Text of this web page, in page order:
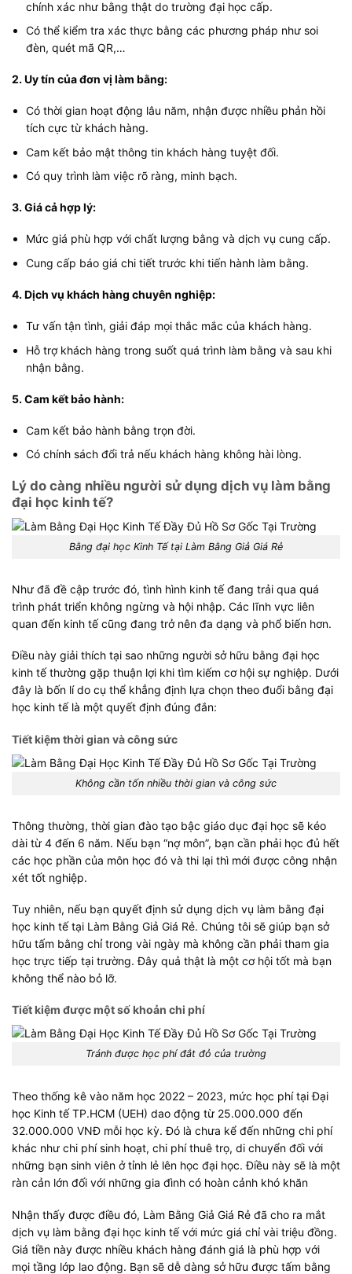
chính xác như bằng thật do trường đại học cấp.
Có thể kiểm tra xác thực bằng các phương pháp như soi
đèn, quét mã QR,…
2. Uy tín của đơn vị làm bằng:
Có thời gian hoạt động lâu năm, nhận được nhiều phản hồi
tích cực từ khách hàng.
Cam kết bảo mật thông tin khách hàng tuyệt đối.
Có quy trình làm việc rõ ràng, minh bạch.
3. Giá cả hợp lý:
Mức giá phù hợp với chất lượng bằng và dịch vụ cung cấp.
Cung cấp báo giá chi tiết trước khi tiến hành làm bằng.
4. Dịch vụ khách hàng chuyên nghiệp:
Tư vấn tận tình, giải đáp mọi thắc mắc của khách hàng.
Hỗ trợ khách hàng trong suốt quá trình làm bằng và sau khi
nhận bằng.
5. Cam kết bảo hành:
Cam kết bảo hành bằng trọn đời.
Có chính sách đổi trả nếu khách hàng không hài lòng.
Lý do càng nhiều người sử dụng dịch vụ làm bằng
đại học kinh tế?
Bằng đại học Kinh Tế tại Làm Bằng Giả Giá Rẻ
Như đã đề cập trước đó, tình hình kinh tế đang trải qua quá
trình phát triển không ngừng và hội nhập. Các lĩnh vực liên
quan đến kinh tế cũng đang trở nên đa dạng và phổ biến hơn.
Điều này giải thích tại sao những người sở hữu bằng đại học
kinh tế thường gặp thuận lợi khi tìm kiếm cơ hội sự nghiệp. Dưới
đây là bốn lí do cụ thể khẳng định lựa chọn theo đuổi bằng đại
học kinh tế là một quyết định đúng đắn:
Tiết kiệm thời gian và công sức
Không cần tốn nhiều thời gian và công sức
Thông thường, thời gian đào tạo bậc giáo dục đại học sẽ kéo
dài từ 4 đến 6 năm. Nếu bạn “nợ môn”, bạn cần phải học đủ hết
các học phần của môn học đó và thi lại thì mới được công nhận
xét tốt nghiệp.
Tuy nhiên, nếu bạn quyết định sử dụng dịch vụ làm bằng đại
học kinh tế tại Làm Bằng Giả Giá Rẻ. Chúng tôi sẽ giúp bạn sở
hữu tấm bằng chỉ trong vài ngày mà không cần phải tham gia
học trực tiếp tại trường. Đây quả thật là một cơ hội tốt mà bạn
không thể nào bỏ lỡ.
Tiết kiệm được một số khoản chi phí
Tránh được học phí đắt đỏ của trường
Theo thống kê vào năm học 2022 – 2023, mức học phí tại Đại
học Kinh tế TP.HCM (UEH) dao động từ 25.000.000 đến
32.000.000 VNĐ mỗi học kỳ. Đó là chưa kể đến những chi phí
khác như chi phí sinh hoạt, chi phí thuê trọ, di chuyển đối với
những bạn sinh viên ở tỉnh lẻ lên học đại học. Điều này sẽ là một
ràn cản lớn đối với những gia đình có hoàn cảnh khó khăn
Nhận thấy được điều đó, Làm Bằng Giả Giá Rẻ đã cho ra mắt
dịch vụ làm bằng đại học kinh tế với mức giá chỉ vài triệu đồng.
Giá tiền này được nhiều khách hàng đánh giá là phù hợp với
mọi tầng lớp lao động. Bạn sẽ dễ dàng sở hữu được tấm bằng